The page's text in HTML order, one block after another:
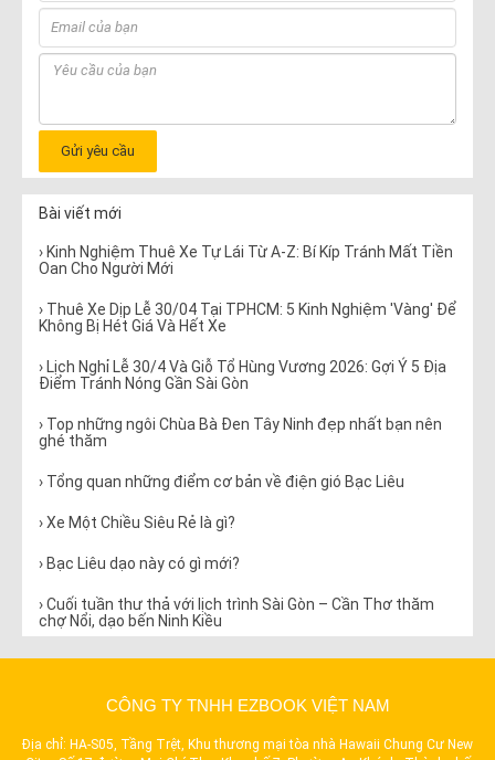
Gửi yêu cầu
Bài viết mới
› Kinh Nghiệm Thuê Xe Tự Lái Từ A-Z: Bí Kíp Tránh Mất Tiền
Oan Cho Người Mới
› Thuê Xe Dịp Lễ 30/04 Tại TPHCM: 5 Kinh Nghiệm 'Vàng' Để
Không Bị Hét Giá Và Hết Xe
› Lịch Nghỉ Lễ 30/4 Và Giỗ Tổ Hùng Vương 2026: Gợi Ý 5 Địa
Điểm Tránh Nóng Gần Sài Gòn
› Top những ngôi Chùa Bà Đen Tây Ninh đẹp nhất bạn nên
ghé thăm
› Tổng quan những điểm cơ bản về điện gió Bạc Liêu
› Xe Một Chiều Siêu Rẻ là gì?
› Bạc Liêu dạo này có gì mới?
› Cuối tuần thư thả với lịch trình Sài Gòn – Cần Thơ thăm
chợ Nổi, dạo bến Ninh Kiều
› Du lịch Tây Ninh và những địa điểm không thể bỏ lỡ
› 5 địa điểm đẹp nhất Đà Lạt mà bạn nhất định phải đến
CÔNG TY TNHH EZBOOK VIỆT NAM
Địa chỉ: HA-S05, Tầng Trệt, Khu thương mại tòa nhà Hawaii Chung Cư New